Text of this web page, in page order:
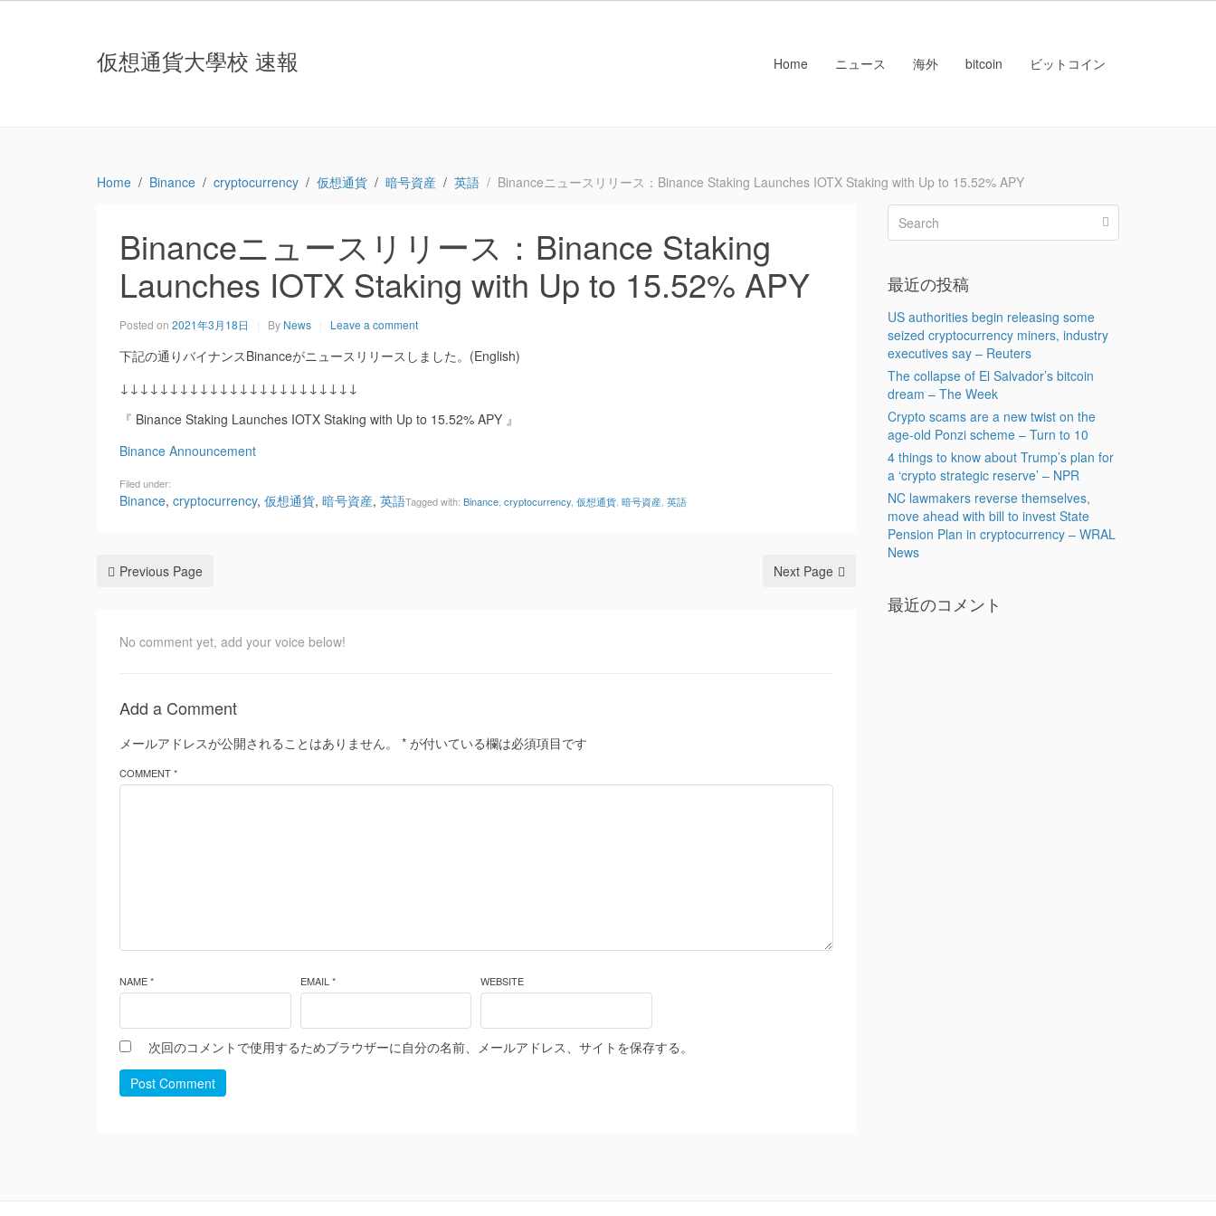
仮想通貨大學校 速報 Home ニュース 海外 bitcoin ビットコイン
Home Binance cryptocurrency 仮想通貨 暗号資産 英語 Binanceニュースリリース：Binance Staking Launches IOTX Staking with Up to 15.52% APY
Binanceニュースリリース：Binance Staking
Launches IOTX Staking with Up to 15.52% APY
Posted on 2021年3月18日 By News Leave a comment
下記の通りバイナンスBinanceがニュースリリースしました。(English)
↓↓↓↓↓↓↓↓↓↓↓↓↓↓↓↓↓↓↓↓↓↓↓↓
『 Binance Staking Launches IOTX Staking with Up to 15.52% APY 』
Binance Announcement
Filed under:
Binance, cryptocurrency, 仮想通貨, 暗号資産, 英語Tagged with: Binance cryptocurrency 仮想通貨 暗号資産 英語
Previous Page Next Page
No comment yet, add your voice below!
Add a Comment
メールアドレスが公開されることはありません。 * が付いている欄は必須項目です
COMMENT *
NAME * EMAIL * WEBSITE
次回のコメントで使用するためブラウザーに自分の名前、メールアドレス、サイトを保存する。
Post Comment
最近の投稿
US authorities begin releasing some
seized cryptocurrency miners, industry
executives say – Reuters
The collapse of El Salvador’s bitcoin
dream – The Week
Crypto scams are a new twist on the
age-old Ponzi scheme – Turn to 10
4 things to know about Trump’s plan for
a ‘crypto strategic reserve’ – NPR
NC lawmakers reverse themselves,
move ahead with bill to invest State
Pension Plan in cryptocurrency – WRAL
News
最近のコメント